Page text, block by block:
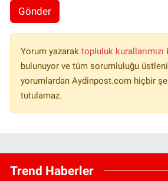
Gönder
Yorum yazarak topluluk kurallarımızı
bulunuyor ve tüm sorumluluğu
yorumlardan Aydinpost.com hiçbir
tutulamaz.
Trend Haberler